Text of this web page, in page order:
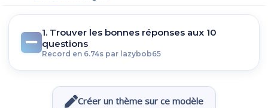
1. Trouver les bonnes réponses aux 10
questions
Record en 6.74s par lazybob65
Créer un thème sur ce modèle